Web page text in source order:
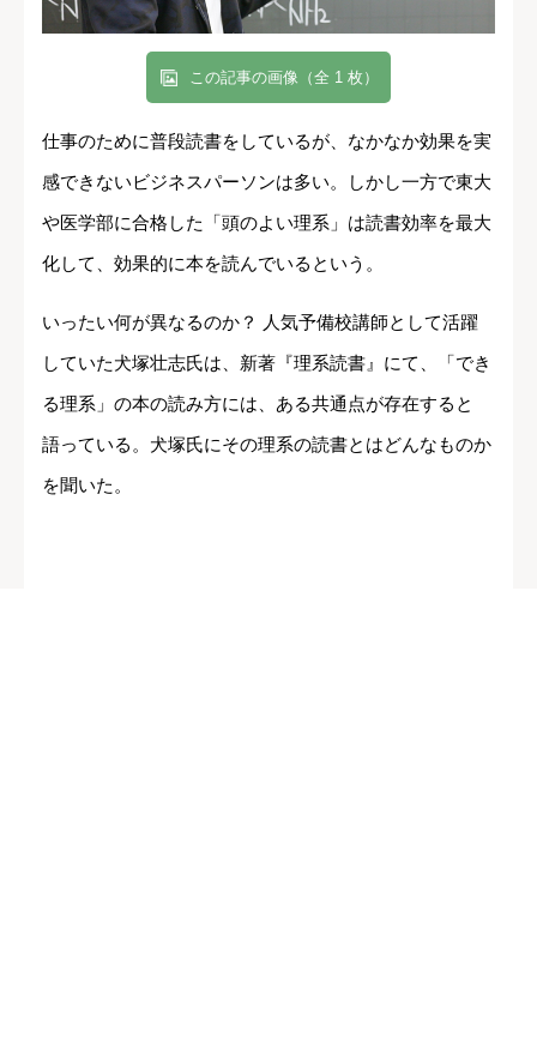
この記事の画像（全 1 枚）
仕事のために普段読書をしているが、なかなか効果を実
感できないビジネスパーソンは多い。しかし一方で東大
や医学部に合格した「頭のよい理系」は読書効率を最大
化して、効果的に本を読んでいるという。
いったい何が異なるのか？ 人気予備校講師として活躍
していた犬塚壮志氏は、新著『理系読書』にて、「でき
る理系」の本の読み方には、ある共通点が存在すると
語っている。犬塚氏にその理系の読書とはどんなものか
を聞いた。